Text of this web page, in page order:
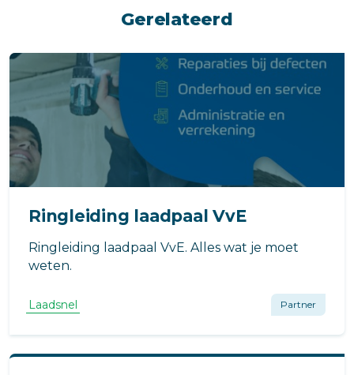
Gerelateerd
Ringleiding laadpaal VvE
Ringleiding laadpaal VvE. Alles wat je moet
weten.
Laadsnel Partner